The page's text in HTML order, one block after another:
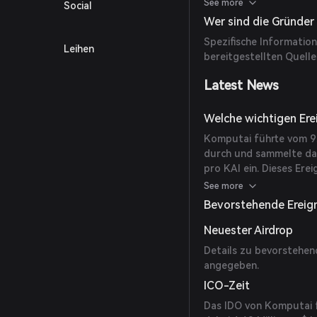
Social
Leihen
Hochleistungsrechnen
See more
Wer sind die
Spezifische
bereitgestellten
Latest News
Welche wichtigen
Komputai führte vom
durch und sammelte
pro KAI ein. Dieses
Entwicklung des
See more
Bevorstehende
Neuester Airdrop
Details zu
angegeben.
ICO-Zeit
Das IDO von